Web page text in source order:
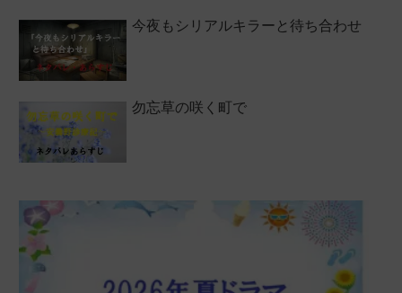
今夜もシリアルキラーと待ち合わせ
勿忘草の咲く町で